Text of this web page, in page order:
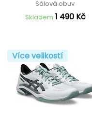
Sálová obuv
Skladem 1 490 Kč
Více velikostí